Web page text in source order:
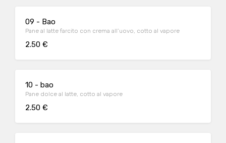
09 - Bao
Pane al latte farcito con crema all’uovo, cotto al vapore
2.50 €
10 - bao
Pane dolce al latte, cotto al vapore
2.50 €